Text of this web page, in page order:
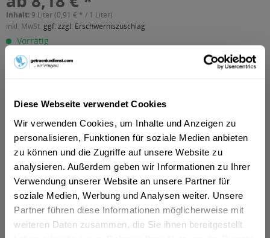
Diese Webseite verwendet Cookies
Wir verwenden Cookies, um Inhalte und Anzeigen zu
personalisieren, Funktionen für soziale Medien anbieten
zu können und die Zugriffe auf unsere Website zu
analysieren. Außerdem geben wir Informationen zu Ihrer
Verwendung unserer Website an unsere Partner für
soziale Medien, Werbung und Analysen weiter. Unsere
Partner führen diese Informationen möglicherweise mit
weiteren Daten zusammen, die Sie ihnen bereitgestellt
Inhalt: 9 Liter (0,91 € * / 1 Liter)
inkl. MwSt. ggf. zzgl. Erschwerniszuschlag
Vorrätig
MEHRWEG
In denWarenkorb
Artikel-Nr.:
10359
Verfügbar in:
, München Wiesbaden , Mainz Rosenheim Freising
Dachau,Germering,Erding,Taunusstein,Unterschleißheim,
Olching,Geretsried,Unterhaching,Starnberg,Vaterstetten
Karlsfeld, Ottobrunn,Puchheim, Haar
Beschreibung